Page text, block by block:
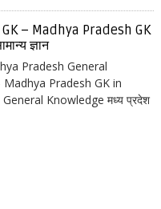
– Madhya Pradesh GK
ज्ञान
Pradesh General
Pradesh GK in
Knowledge मध्य प्रदेश